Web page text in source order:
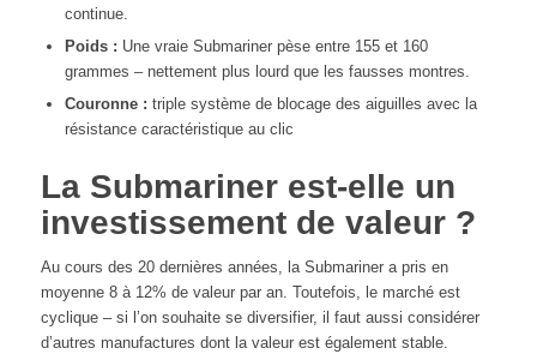
continue.
Poids : Une vraie Submariner pèse entre 155 et 160
grammes – nettement plus lourd que les fausses montres.
Couronne : triple système de blocage des aiguilles avec la
résistance caractéristique au clic
La Submariner est-elle un
investissement de valeur ?
Au cours des 20 dernières années, la Submariner a pris en
moyenne 8 à 12% de valeur par an. Toutefois, le marché est
cyclique – si l’on souhaite se diversifier, il faut aussi considérer
d’autres manufactures dont la valeur est également stable.